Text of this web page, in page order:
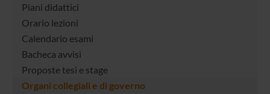
Piani didattici
Orario lezioni
Calendario esami
Bacheca avvisi
Proposte tesi e stage
Organi collegiali e di governo